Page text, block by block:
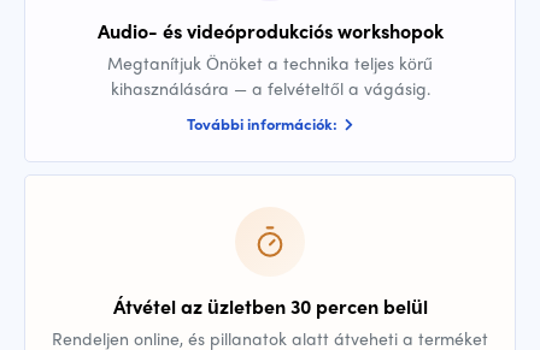
Audio- és videóprodukciós workshopok
Megtanítjuk Önöket a technika teljes körű
kihasználására — a felvételtől a vágásig.
További információk:
Átvétel az üzletben 30 percen belül
Rendeljen online, és pillanatok alatt átveheti a terméket